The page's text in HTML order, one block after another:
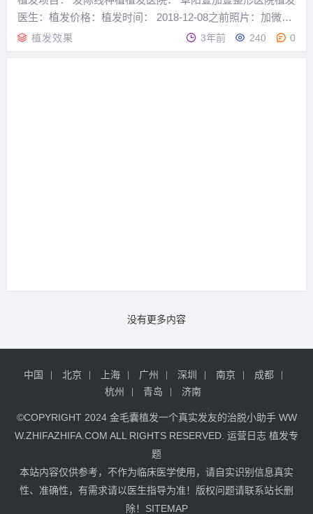
医生：植发价格：植发时间： 2018-12-08之前照片：加微
信：zhifa777 预约植发医院术后第134天【发际线种植术后第
133天】不知不觉植发已经四个多月了，发际线的头发长出
植发效果 3年前 240 0
没有更多内容
中国 北京 上海 广州 深圳 南京
成都
杭州
青岛 济南
©COPYRIGHT 2024 金毛囊植发一个真实发友的治脱小助手 WW
W.ZHIFAZHIFA.COM ALL RIGHTS RESERVED. 运营日志 植发专
题
本站内容仅供参考，不作为临床医学使用，请自实识别信息真实
性、准确性，有需求请以医生指导为准！版权问题请联系站长删
除！ SITEMAP